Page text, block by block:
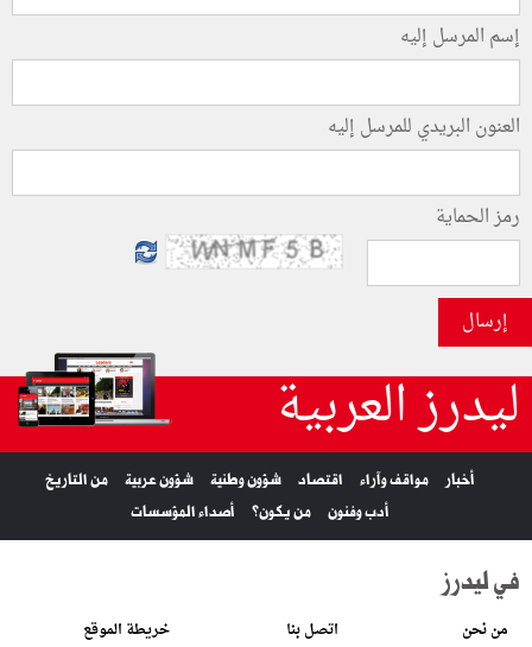
إسم المرسل إليه
العنون البريدي للمرسل إليه
رمز الحماية
إرسال
ليدرز العربية
أخبار مواقف وآراء اقتصاد شؤون وطنية شؤون عربية
من التاريخ
أدب وفنون
من يكون؟ أصداء المؤسسات
في ليدرز
من نحن اتصل بنا خريطة الموقع